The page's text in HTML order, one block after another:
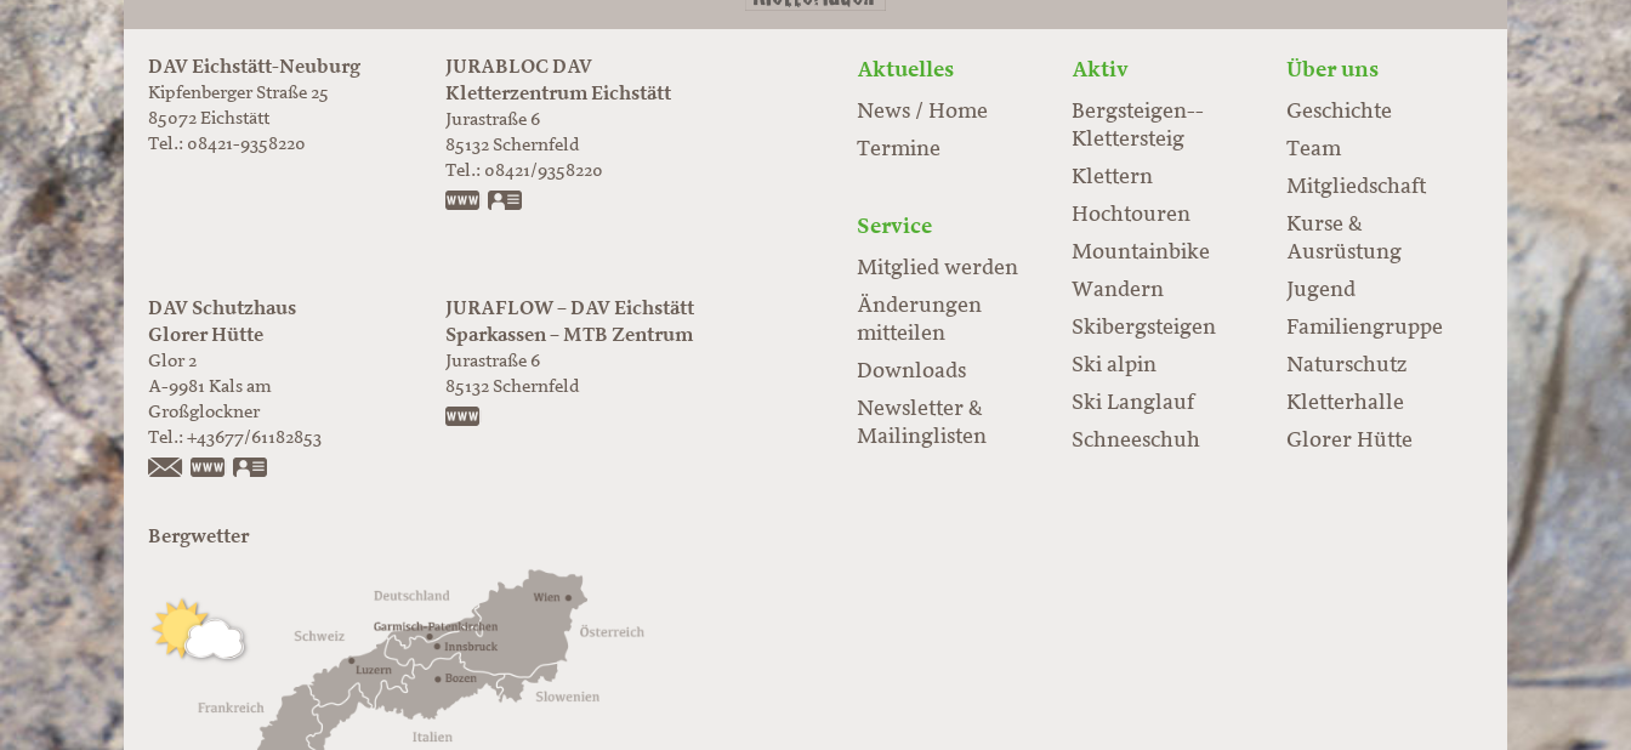
DAV Eichstätt-Neuburg
Kipfenberger Straße 25
85072 Eichstätt
Tel.: 08421-9358220
JURABLOC DAV
Kletterzentrum Eichstätt
Jurastraße 6
85132 Schernfeld
Tel.: 08421/9358220
www.jurabloc.de
DAV Schutzhaus
Glorer Hütte
Glor 2
A-9981 Kals am
Großglockner
Tel.: +43677/61182853
https://www.glorer-huette.at/
JURAFLOW – DAV Eichstätt
Sparkassen – MTB Zentrum
Jurastraße 6
85132 Schernfeld
Aktuelles
News / Home
Termine
Aktiv
Bergsteigen-­
Klettersteig
Klettern
Hochtouren
Mountainbike
Wandern
Skibergsteigen
Ski alpin
Ski Langlauf
Schneeschuh
Über uns
Geschichte
Team
Mitgliedschaft
Kurse &
Ausrüstung
Jugend
Familiengruppe
Naturschutz
Kletterhalle
Glorer Hütte
Service
Mitglied werden
Änderungen
mitteilen
Downloads
Newsletter &
Mailinglisten
Bergwetter